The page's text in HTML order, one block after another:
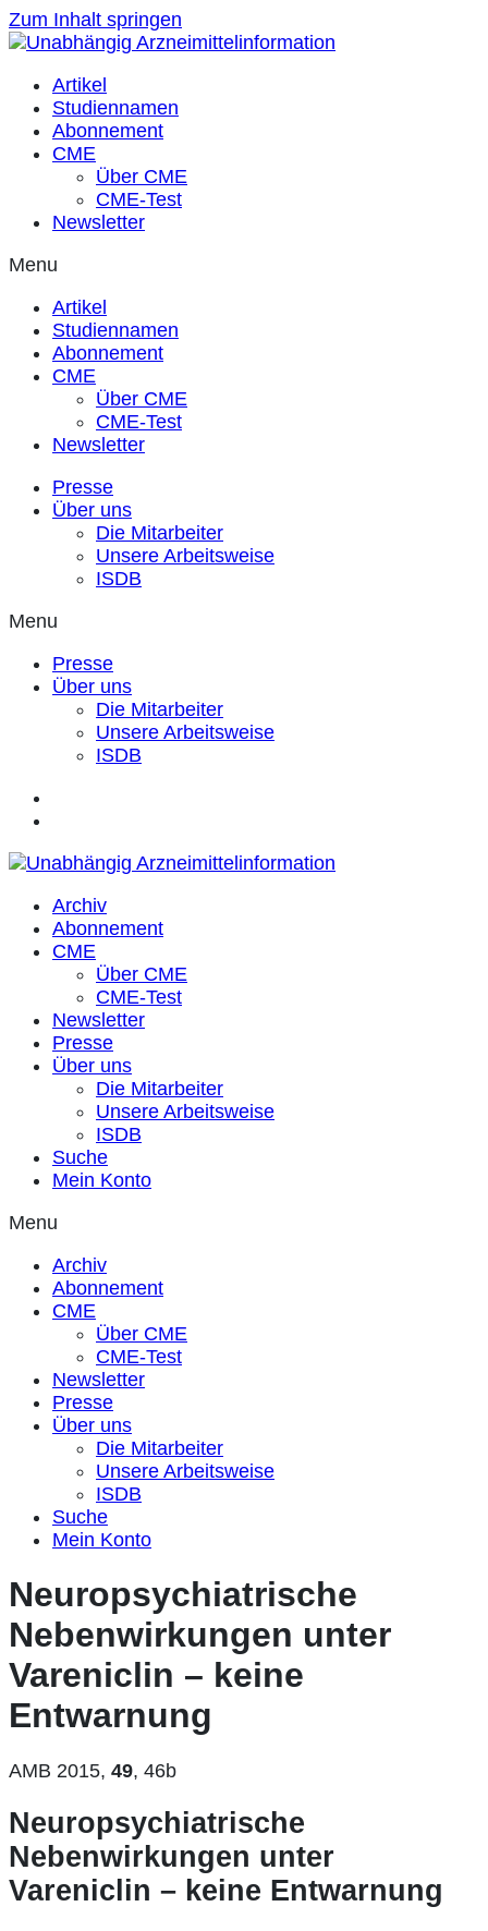
Zum Inhalt springen
Artikel
Studiennamen
Abonnement
CME
Über CME
CME-Test
Newsletter
Menu
Artikel
Studiennamen
Abonnement
CME
Über CME
CME-Test
Newsletter
Presse
Über uns
Die Mitarbeiter
Unsere Arbeitsweise
ISDB
Menu
Presse
Über uns
Die Mitarbeiter
Unsere Arbeitsweise
ISDB
Archiv
Abonnement
CME
Über CME
CME-Test
Newsletter
Presse
Über uns
Die Mitarbeiter
Unsere Arbeitsweise
ISDB
Suche
Mein Konto
Menu
Archiv
Abonnement
CME
Über CME
CME-Test
Newsletter
Presse
Über uns
Die Mitarbeiter
Unsere Arbeitsweise
ISDB
Suche
Mein Konto
Neuropsychiatrische
Nebenwirkungen unter
Vareniclin – keine
Entwarnung
AMB 2015, 49, 46b
Neuropsychiatrische
Nebenwirkungen unter
Vareniclin – keine Entwarnung